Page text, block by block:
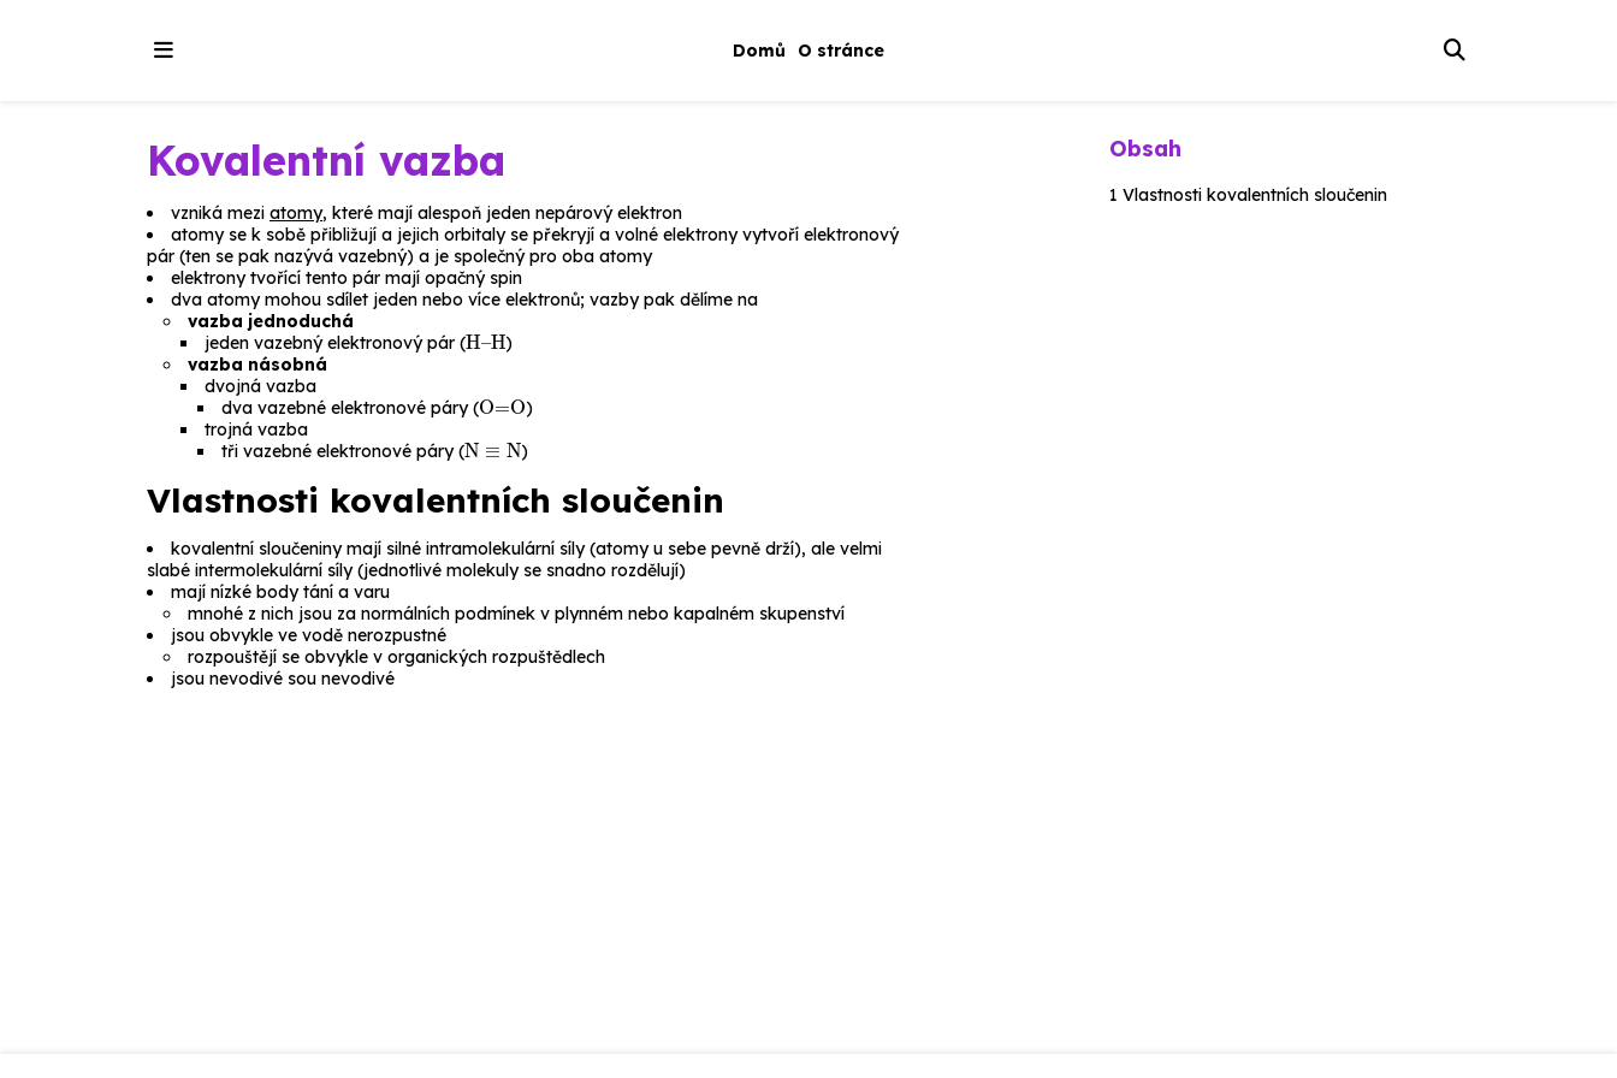
Domů O stránce
Kovalentní vazba
vzniká mezi atomy, které mají alespoň jeden nepárový elektron
atomy se k sobě přibližují a jejich orbitaly se překryjí a volné elektrony vytvoří elektronový
pár (ten se pak nazývá vazebný) a je společný pro oba atomy
elektrony tvořící tento pár mají opačný spin
dva atomy mohou sdílet jeden nebo více elektronů; vazby pak dělíme na
vazba jednoduchá
jeden vazebný elektronový pár (
H–H
)
vazba násobná
dvojná vazba
dva vazebné elektronové páry (
O=O
)
trojná vazba
tři vazebné elektronové páry (
N N
)
Vlastnosti kovalentních sloučenin
kovalentní sloučeniny mají silné intramolekulární síly(atomy u sebe pevně drží), ale velmi
slabé intermolekulární síly(jednotlivé molekuly se snadno rozdělují)
mají nízké body tání a varu
mnohé z nich jsou za normálních podmínek v plynném nebo kapalném skupenství
jsou obvykle ve vodě nerozpustné
rozpouštějí se obvykle v organických rozpuštědlech
jsou nevodivé sou nevodivé
Obsah
Vlastnosti kovalentních sloučenin